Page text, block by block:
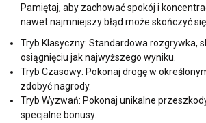
Pamiętaj, aby zachować spokój i
nawet najmniejszy błąd może skończyć
Tryb Klasyczny: Standardowa rozgrywka,
osiągnięciu jak najwyższego wyniku.
Tryb Czasowy: Pokonaj drogę w
zdobyć nagrody.
Tryb Wyzwań: Pokonaj unikalne
specjalne bonusy.